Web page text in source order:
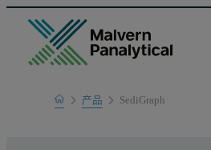
Home产品
产品系列
SediGraph